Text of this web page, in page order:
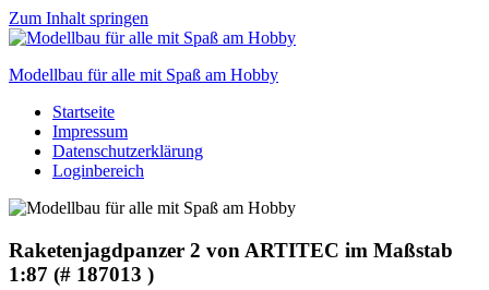
Zum Inhalt springen
Modellbau für alle mit Spaß am Hobby
Scale
modelling
to
Startseite
Impressum
Datenschutzerklärung
Loginbereich
Raketenjagdpanzer 2 von ARTITEC im Maßstab
1:87 (# 187013 )